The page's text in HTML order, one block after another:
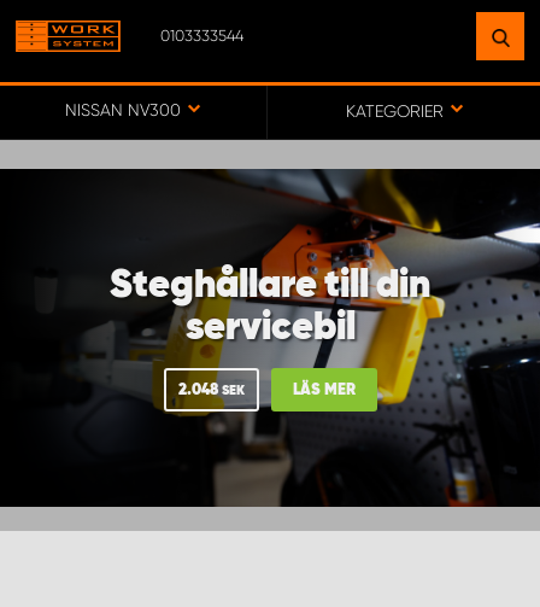
0103333544
NISSAN NV300 KATEGORIER
Steghållare till din
servicebil
2.048 SEK LÄS MER
HITTA EN ANLÄGGNING
NÄRA DIG
GÅ TILL KARTA
WORK SYSTEM SVERIGE
WORK SYSTEM BORÅS